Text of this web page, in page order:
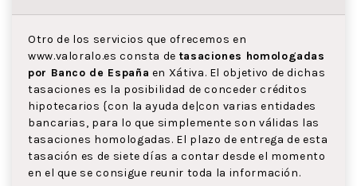
Otro de los servicios que ofrecemos en
www.valoralo.es consta de tasaciones homologadas
por Banco de España en Xátiva. El objetivo de dichas
tasaciones es la posibilidad de conceder créditos
hipotecarios {con la ayuda de|con varias entidades
bancarias, para lo que simplemente son válidas las
tasaciones homologadas. El plazo de entrega de esta
tasación es de siete días a contar desde el momento
en el que se consigue reunir toda la información.